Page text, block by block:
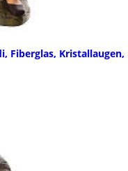
Fiberglas, Kristallaugen,